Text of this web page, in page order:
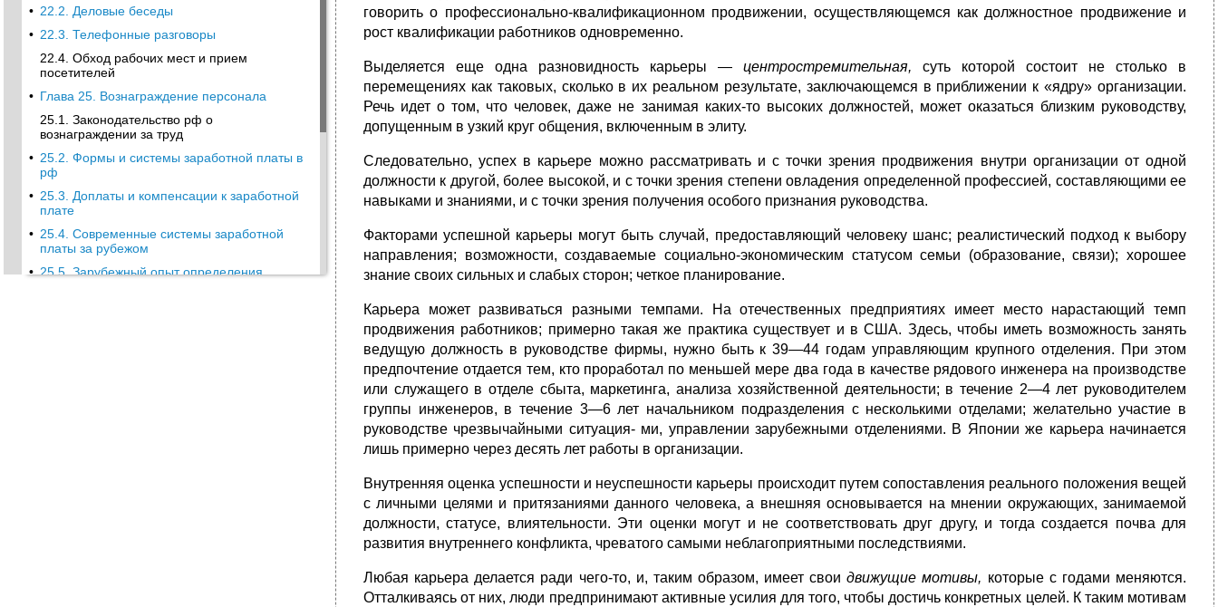
• 22.2. Деловые беседы
• 22.3. Телефонные разговоры
22.4. Обход рабочих мест и прием
посетителей
• Глава 25. Вознаграждение персонала
25.1. Законодательство рф о
вознаграждении за труд
• 25.2. Формы и системы заработной платы в
рф
• 25.3. Доплаты и компенсации к заработной
плате
• 25.4. Современные системы заработной
платы за рубежом
• 25.5. Зарубежный опыт определения
говорить о про­фессионально-квалификационном продвижении, осуществляющемся как должностное продвижение и
рост квалификации работников одновременно.
Выделяется еще одна разновидность карьеры — центростреми­тельная, суть которой состоит не столько в
перемещениях как тако­вых, сколько в их реальном результате, заключающемся в приближе­нии к «ядру» организации.
Речь идет о том, что человек, даже не занимая каких-то высоких должностей, может оказаться близким руководству,
допущенным в узкий круг общения, включенным в элиту.
Следовательно, успех в карьере можно рассматривать и с точки зрения продвижения внутри организации от одной
должности к другой, более высокой, и с точки зрения степени овладения опреде­ленной профессией, составляющими ее
навыками и знаниями, и с точки зрения получения особого признания руководства.
Факторами успешной карьеры могут быть случай, предоставляю­щий человеку шанс; реалистический подход к выбору
направления; возможности, создаваемые социально-экономическим статусом семьи (образование, связи); хорошее
знание своих сильных и слабых сторон; четкое планирование.
Карьера может развиваться разными темпами. На отечественных предприятиях имеет место нарастающий темп
продвижения работ­ников; примерно такая же практика существует и в США. Здесь, чтобы иметь возможность занять
ведущую должность в руководстве фирмы, нужно быть к 39—44 годам управляющим крупного отделения. При этом
предпочтение отдается тем, кто проработал по меньшей мере два года в качестве рядового инженера на производстве
или служащего в отделе сбыта, маркетинга, анализа хозяйственной деятельности; в течение 2—4 лет руководителем
группы инженеров, в течение 3—6 лет начальником подразделения с несколькими отделами; желательно участие в
руководстве чрезвычайными ситуация- ми, управлении зарубежными отделениями. В Японии же карьера начинается
лишь примерно через десять лет работы в организации.
Внутренняя оценка успешности и неуспешности карьеры проис­ходит путем сопоставления реального положения вещей
с личными целями и притязаниями данного человека, а внешняя основывается на мнении окружающих, занимаемой
должности, статусе, влиятель­ности. Эти оценки могут и не соответствовать друг другу, и тогда создается почва для
развития внутреннего конфликта, чреватого самыми неблагоприятными последствиями.
Любая карьера делается ради чего-то, и, таким образом, имеет своидвижущие мотивы, которые с годами меняются.
Отталкиваясь от них, люди предпринимают активные усилия для того, чтобы до­стичь конкретных целей. К таким мотивам